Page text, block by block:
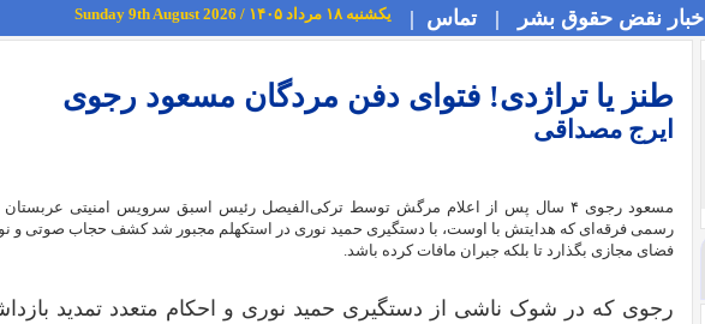
اخبار نقض حقوق بشر | تماس | یکشنبه ۱۸ مرداد ۱۴۰۵ / Sunday 9th August 2026
طنز یا تراژدی!‌ فتوای دفن مردگان مسعود رجوی
ایرج مصداقی
مسعود رجوی ۴ سال پس از اعلام مرگش توسط ترکی‌الفیصل رئیس اسبق سرویس امنیتی
رسمی فرقه‌ای که هدایتش با اوست، با دستگیری حمید نوری در استکهلم مجبور شد کشف حجاب صوتی و
فضای مجازی بگذارد تا بلکه جبران مافات کرده باشد.
رجوی که در شوک ناشی از دستگیری حمید نوری و احکام متعدد تمدید